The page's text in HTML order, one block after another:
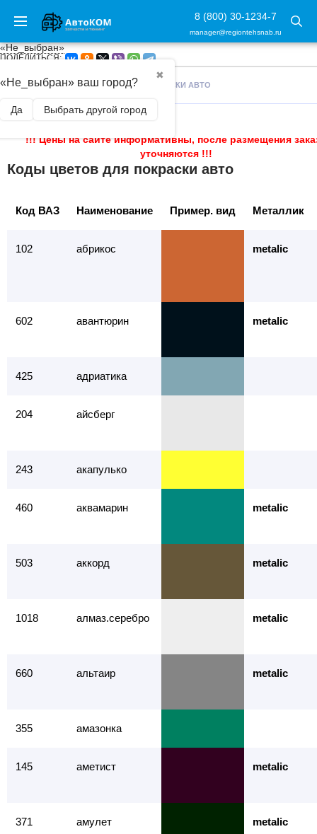
8 (800) 30-1234-7
manager@regiontehsnab.ru
«Не_выбран»
✖
«Не_выбран» ваш город?
Да Выбрать другой город
ПОДЕЛИТЬСЯ:
ГЛАВНАЯ / КОДЫ ЦВЕТОВ ДЛЯ ПОКРАСКИ АВТО
!!! Цены на сайте информативны, после размещения
уточняются !!!
Коды цветов для покраски авто
Код ВАЗ Наименование Пример. вид Металлик
102 абрикос metalic
602 авантюрин metalic
425 адриатика
204 айсберг
243 акапулько
460 аквамарин metalic
503 аккорд metalic
1018 алмаз.серебро metalic
660 альтаир metalic
355 амазонка
145 аметист metalic
371 амулет metalic